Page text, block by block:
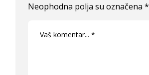
Neophodna polja su označena*